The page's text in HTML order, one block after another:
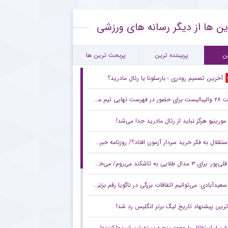
جالب آندره‌آ کامبیاسو برای ترک یوونتوس
مجدد استقلال از سه ستاره مرکزی در بازی دوستانه
ها از دیگر رسانه های ورزشی
پربیننده ترین پربحث ترین ها
آخرین تصمیم رودری ؛ بارسلونا یا رئال مادرید؟
نهایی تیم ملی
مورینیو هرگز نباید از رئال مادرید جدا می‌شد!
به فکر خرید سردار آزمون افتاد؟/ روزنامه خبرورزشی شنبه را ببینید
قلی‌پور: برای ۳ مدال طلایی به تاشکند می‌روم/ می‌خواهیم بر بام آسیا بایستیم
سعیدآبادی: می‌توانیم اتفاقات بزرگی در ناگویا رقم بزنیم/ شاید حریفانم از سبک مبارزه من شگفت‌زده شوند
پیشنهاد تاریخ لیگ برتر انگلیس رد شد!